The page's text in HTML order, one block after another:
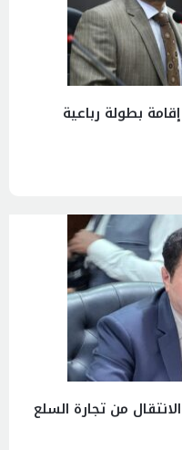
بطولة رباعية
من تجارة السلع